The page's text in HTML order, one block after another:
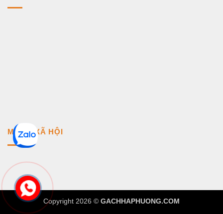
MẠNG XÃ HỘI
Copyright 2026 © GACHHAPHUONG.COM